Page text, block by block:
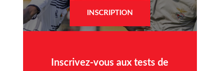
INSCRIPTION
Inscrivez-vous aux tests de